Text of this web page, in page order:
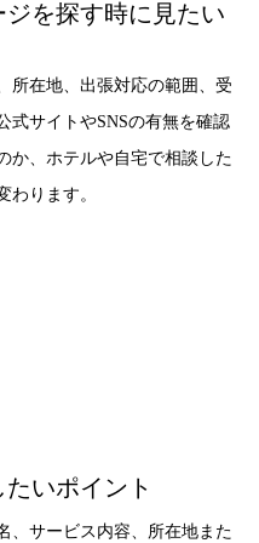
を探す時に見たい
所在地、出張対応の範囲、受
式サイトやSNSの有無を確認
か、ホテルや自宅で相談した
わります。
いポイント
、サービス内容、所在地また